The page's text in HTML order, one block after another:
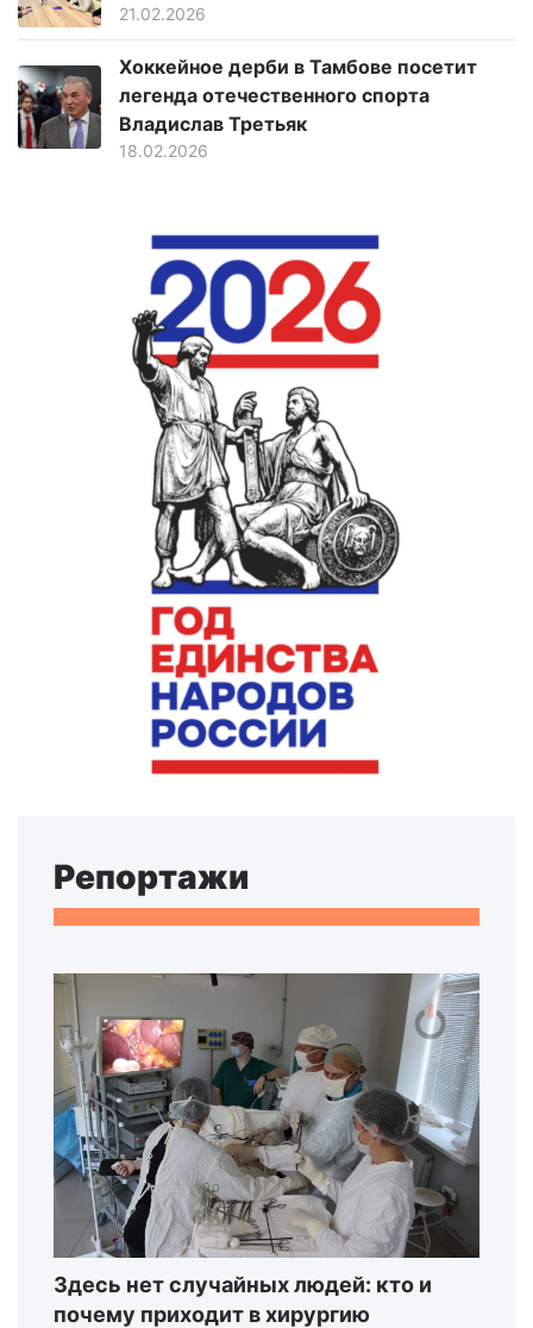
21.02.2026
Хоккейное дерби в Тамбове посетит
легенда отечественного спорта
Владислав Третьяк
18.02.2026
Репортажи
Здесь нет случайных людей: кто и
почему приходит в хирургию